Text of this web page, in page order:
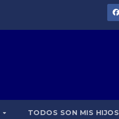
TODOS SON MIS HIJOS